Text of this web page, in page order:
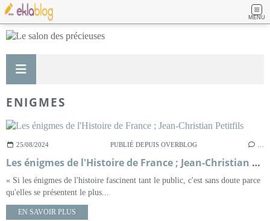
MENU
ENIGMES
25/08/2024 PUBLIÉ DEPUIS OVERBLOG
Les énigmes de l'Histoire de France ; Jean-Christian Petitfils
« Si les énigmes de l'histoire fascinent tant le public, c'est sans doute parce
qu'elles se présentent le plus...
EN SAVOIR PLUS